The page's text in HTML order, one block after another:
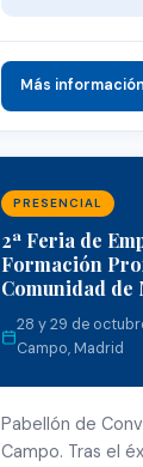
Más información
PRESENCIAL
2ª Feria de
Formación
Comunidad de
28 y 29 de
Campo, Madrid
Pabellón de
Campo. Tras el